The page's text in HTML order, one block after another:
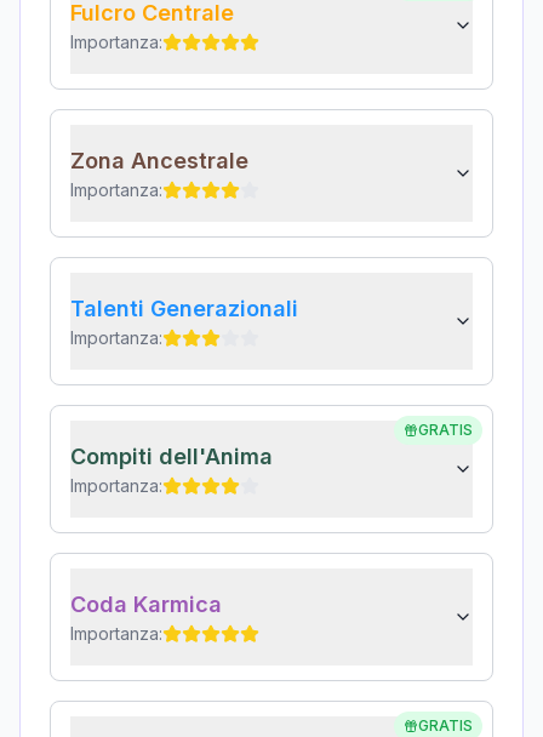
Fulcro Centrale
Importanza:
Zona Ancestrale
Importanza:
Talenti Generazionali
Importanza:
GRATIS
Compiti dell'Anima
Importanza:
Coda Karmica
Importanza:
GRATIS